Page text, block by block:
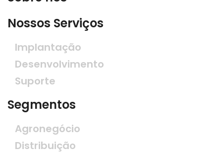
Nossos Serviços
Implantação
Desenvolvimento
Suporte
Segmentos
Agronegócio
Distribuição